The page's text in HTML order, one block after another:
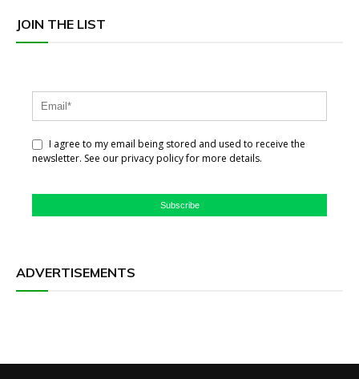
JOIN THE LIST
I agree to my email being stored and used to receive the
newsletter. See our privacy policy for more details.
Subscribe
ADVERTISEMENTS